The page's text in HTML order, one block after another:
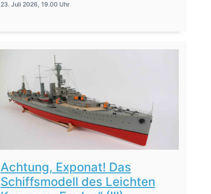
23. Juli 2026, 19.00 Uhr
Achtung, Exponat! Das
Schiffsmodell des Leichten